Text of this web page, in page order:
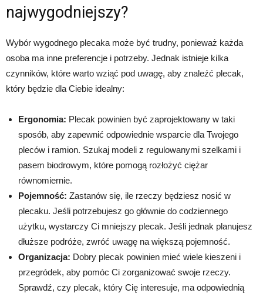
najwygodniejszy?
Wybór wygodnego plecaka może być trudny, ponieważ każda
osoba ma inne preferencje i potrzeby. Jednak istnieje kilka
czynników, które warto wziąć pod uwagę, aby znaleźć plecak,
który będzie dla Ciebie idealny:
Ergonomia: Plecak powinien być zaprojektowany w taki
sposób, aby zapewnić odpowiednie wsparcie dla Twojego
pleców i ramion. Szukaj modeli z regulowanymi szelkami i
pasem biodrowym, które pomogą rozłożyć ciężar
równomiernie.
Pojemność: Zastanów się, ile rzeczy będziesz nosić w
plecaku. Jeśli potrzebujesz go głównie do codziennego
użytku, wystarczy Ci mniejszy plecak. Jeśli jednak planujesz
dłuższe podróże, zwróć uwagę na większą pojemność.
Organizacja: Dobry plecak powinien mieć wiele kieszeni i
przegródek, aby pomóc Ci zorganizować swoje rzeczy.
Sprawdź, czy plecak, który Cię interesuje, ma odpowiednią